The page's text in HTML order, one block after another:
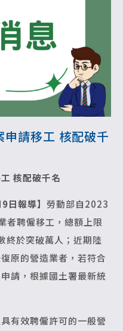
請移工 核配破千
核配破千名
日報導】 勞動部自2023
者聘僱移工，總額上限
終於突破萬人；近期陸
原的營造業者，若符合
請，根據國土署最新統
有效聘僱許可的一般營